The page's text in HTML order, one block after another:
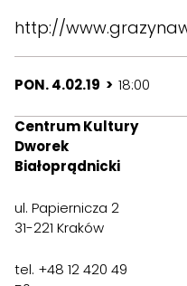
http://
PON. 4.02.19 > 18:00
Centrum Kultury
Dworek
Białoprądnicki
ul. Papiernicza 2
31-221 Kraków
tel. +48 12 420 49